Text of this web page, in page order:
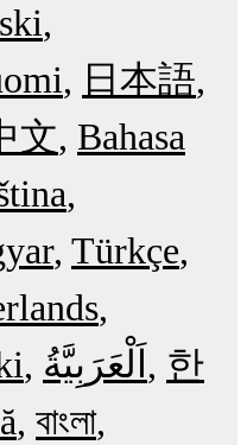
日本語
文 Bahasa
Türkçe
한
বাংলা